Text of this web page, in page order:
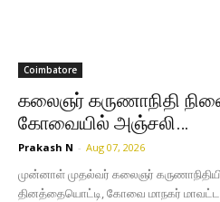
Coimbatore
கலைஞர் கருணாநிதி
கோவையில் அஞ்சலி…
Prakash N - Aug 07, 2026
முன்னாள் முதல்வர் கலைஞர்
தினத்தையொட்டி, கோவை மாநகர் மாவட்ட